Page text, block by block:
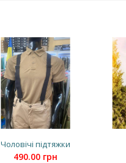
Чоловічі підтяжки
490.00 грн